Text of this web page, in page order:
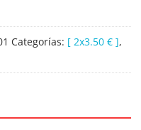
Categorías: [ 2x3.50 € ],